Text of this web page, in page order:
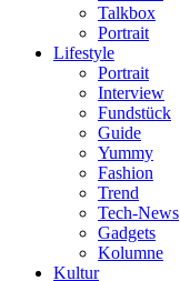
Talkbox
Portrait
Lifestyle
Portrait
Interview
Fundstück
Guide
Yummy
Fashion
Trend
Tech-News
Gadgets
Kolumne
Kultur